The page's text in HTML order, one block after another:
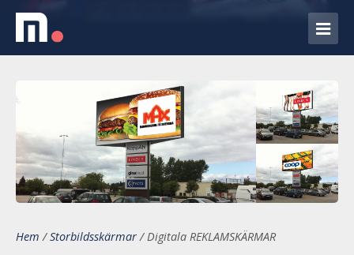
Hem /Storbildsskärmar/Digitala REKLAMSKÄRMAR